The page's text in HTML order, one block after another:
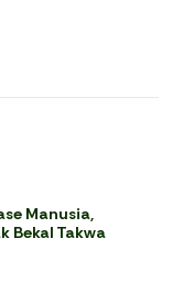
Manusia,
Bekal Takwa